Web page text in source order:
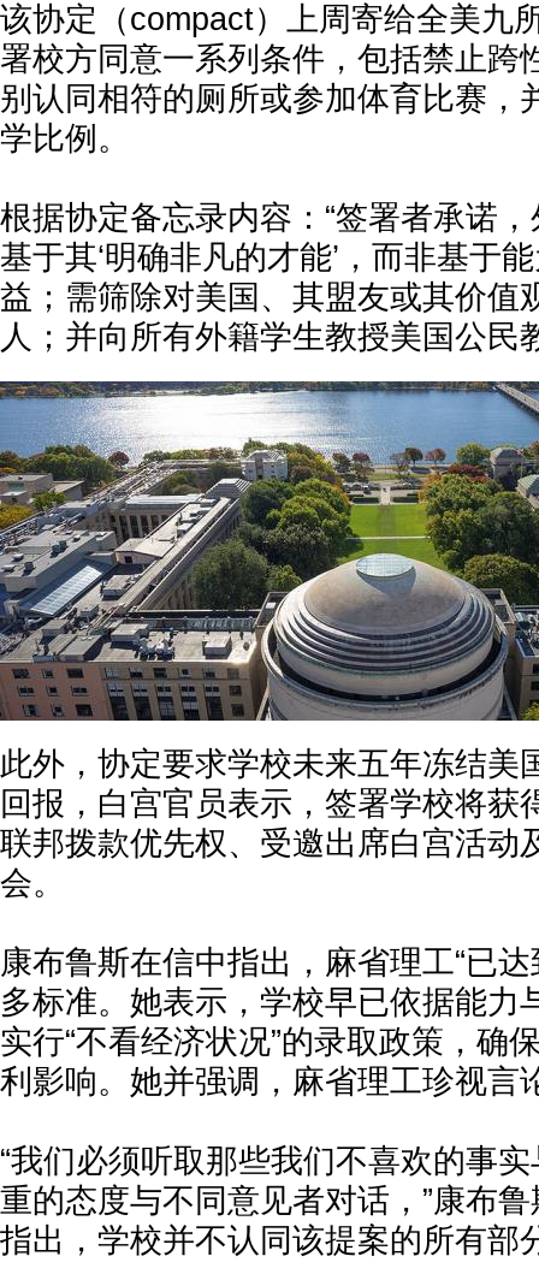
该协定（compact）上周寄给全美九
署校方同意一系列条件，包括禁止跨
别认同相符的厕所或参加体育比赛，
学比例。
根据协定备忘录内容：“签署者承诺
基于其‘明确非凡的才能’，而非基于
益；需筛除对美国、其盟友或其价值
人；并向所有外籍学生教授美国公民
此外，协定要求学校未来五年冻结美
回报，白宫官员表示，签署学校将获
联邦拨款优先权、受邀出席白宫活动
会。
康布鲁斯在信中指出，麻省理工“已
多标准。她表示，学校早已依据能力
实行“不看经济状况”的录取政策，确
利影响。她并强调，麻省理工珍视言
“我们必须听取那些我们不喜欢的事
重的态度与不同意见者对话，”康布
指出，学校并不认同该提案的所有部